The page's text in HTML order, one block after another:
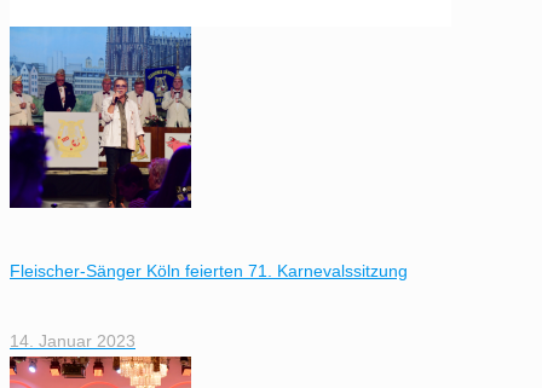
Fleischer-Sänger Köln feierten 71. Karnevalssitzung
14. Januar 2023